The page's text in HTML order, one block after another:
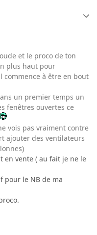
et le proco de ton
plus haut pour
commence à être en bout
un premier temps un
fenêtres ouvertes ce
vois pas vraiment contre
ajouter des ventilateurs
en vente ( au fait je ne le
pour le NB de ma